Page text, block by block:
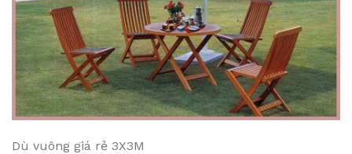
Dù vuông giá rẻ 3X3M